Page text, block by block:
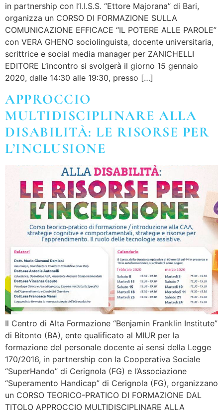
in partnership con l’I.I.S.S. “Ettore Majorana” di Bari,
organizza un CORSO DI FORMAZIONE SULLA
COMUNICAZIONE EFFICACE “IL POTERE ALLE PAROLE”
con VERA GHENO sociolinguista, docente universitaria,
scrittrice e social media manager per ZANICHELLI
EDITORE L’incontro si svolgerà il giorno 15 gennaio
2020, dalle 14:30 alle 19:30, presso […]
APPROCCIO
MULTIDISCIPLINARE ALLA
DISABILITÀ: LE RISORSE PER
L’INCLUSIONE
Il Centro di Alta Formazione “Benjamin Franklin Institute”
di Bitonto (BA), ente qualificato al MIUR per la
formazione del personale docente ai sensi della Legge
170/2016, in partnership con la Cooperativa Sociale
“SuperHando” di Cerignola (FG) e l’Associazione
“Superamento Handicap” di Cerignola (FG), organizzano
un CORSO TEORICO-PRATICO DI FORMAZIONE DAL
TITOLO APPROCCIO MULTIDISCIPLINARE ALLA